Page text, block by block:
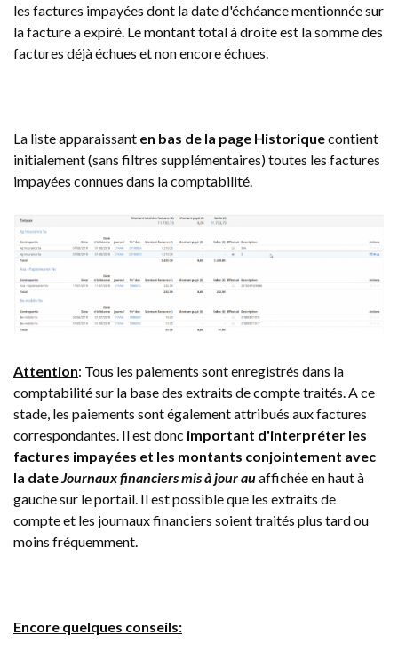
les factures impayées dont la date d'échéance mentionnée sur
la facture a expiré. Le montant total à droite est la somme des
factures déjà échues et non encore échues.
La liste apparaissant en bas de la page Historiquecontient
initialement (sans filtres supplémentaires) toutes les factures
impayées connues dans la comptabilité.
Attention: Tous les paiements sont enregistrés dans la
comptabilité sur la base des extraits de compte traités. A ce
stade, les paiements sont également attribués aux factures
correspondantes. Il est donc important d'interpréter les
factures impayées et les montants conjointement avec
la dateJournaux financiers mis à jour auaffichée en haut à
gauche sur le portail. Il est possible que les extraits de
compte et les journaux financiers soient traités plus tard ou
moins fréquemment.
Encore quelques conseils: